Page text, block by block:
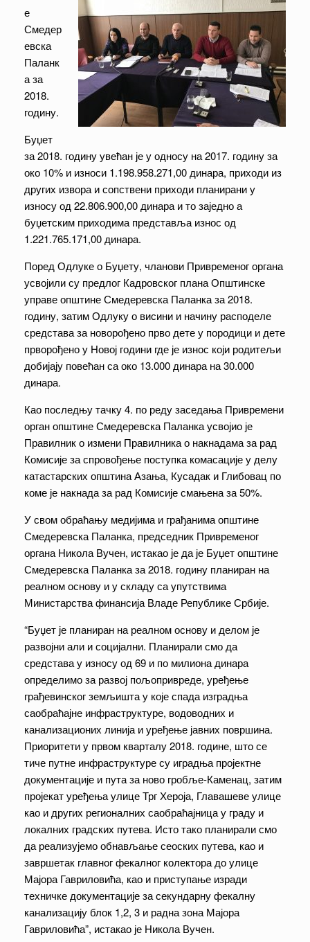
е
Смедер
евска
Паланк
а за
2018.
годину.
Буџет
за 2018. годину увећан је у односу на 2017. годину за
око 10% и износи 1.198.958.271,00 динара, приходи из
других извора и сопствени приходи планирани у
износу од 22.806.900,00 динара и то заједно а
буџетским приходима представља износ од
1.221.765.171,00 динара.
Поред Одлуке о Буџету, чланови Привременог органа
усвојили су предлог Кадровског плана Општинске
управе општине Смедеревска Паланка за 2018.
годину, затим Одлуку о висини и начину расподеле
средстава за новорођено прво дете у породици и дете
прворођено у Новој години где је износ који родитељи
добијају повећан са око 13.000 динара на 30.000
динара.
Као последњу тачку 4. по реду заседања Привремени
орган општине Смедеревска Паланка усвојио је
Правилник о измени Правилника о накнадама за рад
Комисије за спровођење поступка комасације у делу
катастарских општина Азања, Кусадак и Глибовац по
коме је накнада за рад Комисије смањена за 50%.
У свом обраћању медијима и грађанима општине
Смедеревска Паланка, председник Привременог
органа Никола Вучен, истакао је да је Буџет општине
Смедеревска Паланка за 2018. годину планиран на
реалном основу и у складу са упутствима
Министарства финансија Владе Републике Србије.
“Буџет је планиран на реалном основу и делом је
развојни али и социјални. Планирали смо да
средстава у износу од 69 и по милиона динара
определимо за развој пољопривреде, уређење
грађевинског земљишта у које спада изградња
саобраћајне инфраструктуре, водоводних и
канализационих линија и уређење јавних површина.
Приоритети у првом кварталу 2018. године, што се
тиче путне инфраструктуре су иградња пројектне
документације и пута за ново гробље-Каменац, затим
пројекат уређења улице Трг Хероја, Главашеве улице
као и других регионалних саобраћајница у граду и
локалних градских путева. Исто тако планирали смо
да реализујемо обнављање сеоских путева, као и
завршетак главног фекалног колектора до улице
Мајора Гавриловића, као и приступање изради
техничке документације за секундарну фекалну
канализацију блок 1,2, 3 и радна зона Мајора
Гавриловића”, истакао је Никола Вучен.